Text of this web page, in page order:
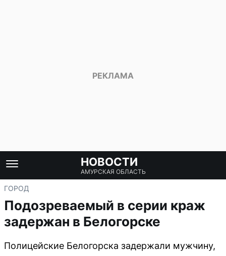
НОВОСТИ
АМУРСКАЯ ОБЛАСТЬ
ГОРОД
Подозреваемый в серии краж
задержан в Белогорске
Полицейские Белогорска задержали мужчину,